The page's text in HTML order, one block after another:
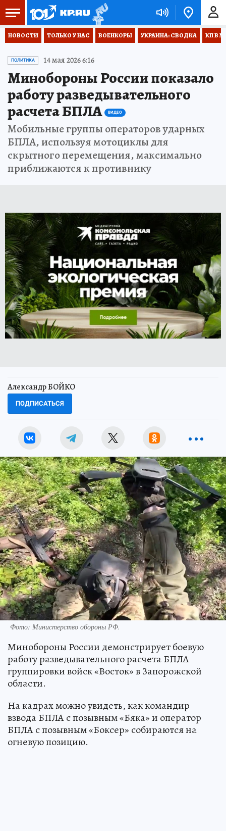
НОВОСТИ ТОЛЬКО У НАС ВОЕНКОРЫ УКРАИНА: СВОДКА КП В
ПОЛИТИКА 14 мая 2026 6:16
Минобороны России показало
работу разведывательного
расчета БПЛА
ВИДЕО
Мобильные группы операторов ударных
БПЛА, используя мотоциклы для
скрытного перемещения, максимально
приближаются к противнику
Александр БОЙКО
ПОДПИСАТЬСЯ
Фото: Министерство обороны РФ.
Минобороны России демонстрирует боевую
работу разведывательного расчета БПЛА
группировки войск «Восток» в Запорожской
области.
На кадрах можно увидеть, как командир
взвода БПЛА с позывным «Бяка» и оператор
БПЛА с позывным «Боксер» собираются на
огневую позицию.